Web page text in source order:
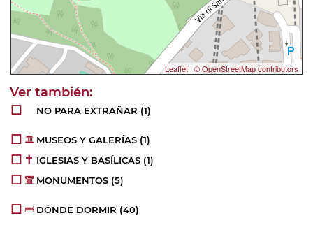
Leaflet | © OpenStreetMap contributors
NO PARA EXTRAÑAR (1)
MUSEOS Y GALERÍAS (1)
IGLESIAS Y BASÍLICAS (1)
MONUMENTOS (5)
DÓNDE DORMIR (40)